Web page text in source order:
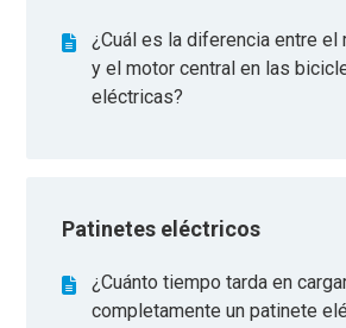
¿Cuál es la diferencia entre el
y el motor central en las
eléctricas?
Patinetes eléctricos
¿Cuánto tiempo tarda en
completamente un patinete